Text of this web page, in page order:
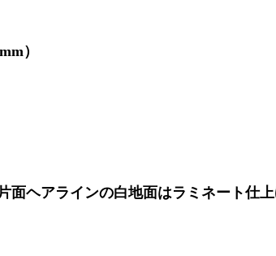
）
面ヘアラインの白地面はラミネート仕上